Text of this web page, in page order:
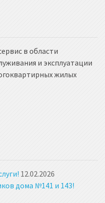
в области
и эксплуатации
жилых
12.02.2026
дома №141 и 143!